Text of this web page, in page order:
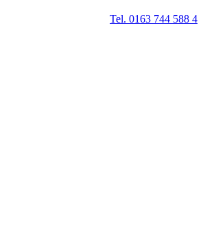
Tel. 0163 744 588 4